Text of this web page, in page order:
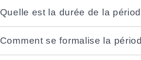
Quelle est la durée de la
Comment se formalise la